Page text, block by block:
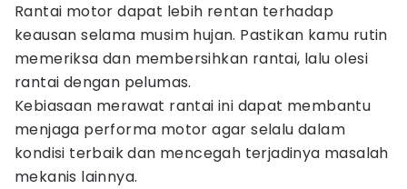
Rantai motor dapat lebih rentan terhadap
keausan selama musim hujan. Pastikan kamu rutin
memeriksa dan membersihkan rantai, lalu olesi
rantai dengan pelumas.
Kebiasaan merawat rantai ini dapat membantu
menjaga performa motor agar selalu dalam
kondisi terbaik dan mencegah terjadinya masalah
mekanis lainnya.